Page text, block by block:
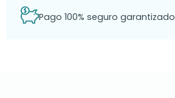
Pago 100% seguro garantizado